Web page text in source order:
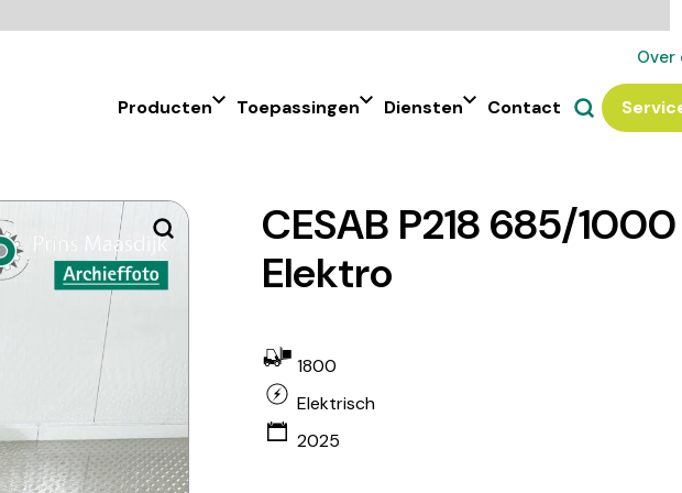
Over
Producten Toepassingen Diensten Contact
CESAB P218 685/
Elektro
1800
Elektrisch
2025